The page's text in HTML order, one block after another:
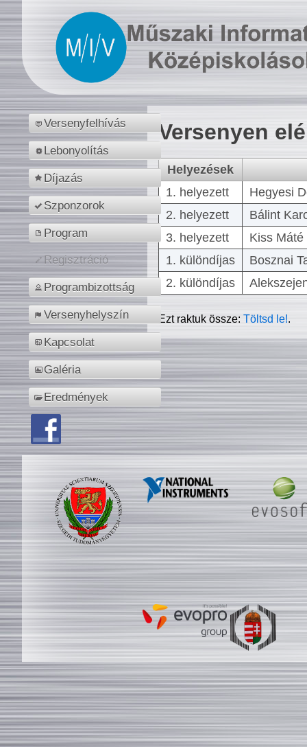
Versenyfelhívás
Lebonyolítás
Díjazás
Szponzorok
Program
Regisztráció
Programbizottság
Versenyhelyszín
Kapcsolat
Galéria
Eredmények
Versenyen
Helyezések
1. helyezett
Hegyesi
2. helyezett
Bálint
3. helyezett
Kiss
1. különdíjas
Bosznai
2. különdíjas
Ezt raktuk össze:Töltsd le!.